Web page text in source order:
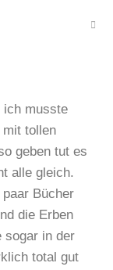
ich musste
tollen
geben tut es
alle gleich.
Bücher
die Erben
sogar in der
total gut